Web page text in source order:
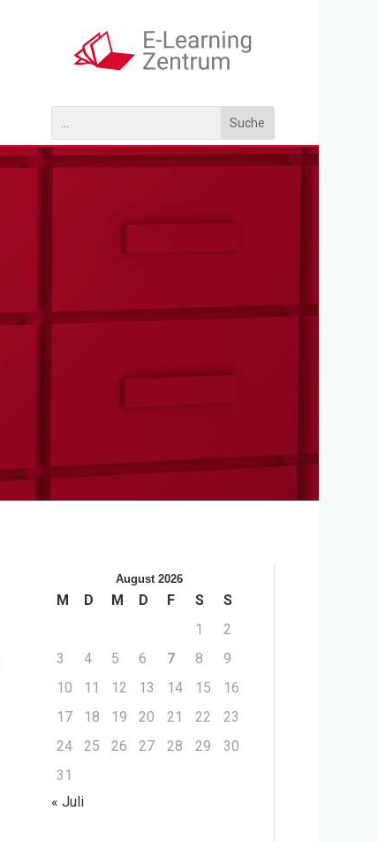
August 2026
M D M D F S
S
1
2
3
4 5 6 7 8
9
10
11 12 13 14 15
16
17
18 19 20 21 22
23
24
25 26 27 28 29
30
31
« Juli